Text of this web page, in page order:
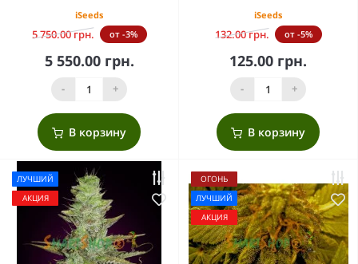
iSeeds
5 750.00 грн. от -3%
5 550.00 грн.
- +
В корзину
iSeeds
132.00 грн. от -5%
125.00 грн.
- +
В корзину
ЛУЧШИЙ
АКЦИЯ
ОГОНЬ
ЛУЧШИЙ
АКЦИЯ